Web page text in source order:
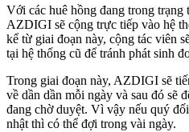
Với các huê hồng đang trong trạng
AZDIGI sẽ cộng trực tiếp vào hệ
kể từ giai đoạn này, cộng tác viên
tại hệ thống cũ để tránh phát sinh
Trong giai đoạn này, AZDIGI sẽ
về dần dần mỗi ngày và sau đó sẽ
đang chờ duyệt. Vì vậy nếu quý
nhật thì có thể đợi trong vài ngày.